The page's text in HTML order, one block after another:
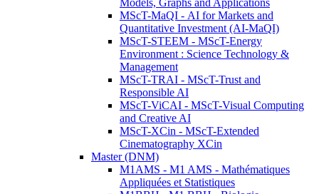
Models, Graphs and Applications
MScT-MaQI - AI for Markets and
Quantitative Investment (AI-MaQI)
MScT-STEEM - MScT-Energy
Environment : Science Technology &
Management
MScT-TRAI - MScT-Trust and
Responsible AI
MScT-ViCAI - MScT-Visual Computing
and Creative AI
MScT-XCin - MScT-Extended
Cinematography XCin
Master (DNM)
M1AMS - M1 AMS - Mathématiques
Appliquées et Statistiques